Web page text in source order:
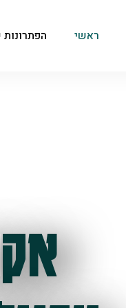
ראשי הפתרונות